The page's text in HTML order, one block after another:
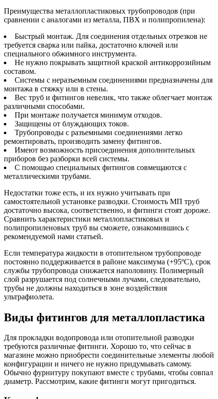
Преимущества металлопластиковых трубопроводов (при
сравнении с аналогами из металла, ПВХ и полипропилена):
Быстрый монтаж. Для соединения отдельных отрезков не
требуется сварка или пайка, достаточно ключей или
специального обжимного инструмента.
Не нужно покрывать защитной краской антикоррозийным
составом.
Системы с неразъемным соединениями предназначены для
монтажа в стяжку или в стены.
Вес труб и фитингов невелик, что также облегчает монтаж
различными способами.
При монтаже получается минимум отходов.
Защищены от блуждающих токов.
Трубопроводы с разъемными соединениями легко
ремонтировать, производить замену фитингов.
Имеют возможность присоединения дополнительных
приборов без разборки всей системы.
С помощью специальных фитингов совмещаются с
металлическими трубами.
Недостатки тоже есть, и их нужно учитывать при
самостоятельной установке разводки. Стоимость МП труб
достаточно высока, соответственно, и фитинги стоят дороже.
Сравнить характеристики металлопластиковых и
полипропиленовых труб вы сможете, ознакомившись с
рекомендуемой нами статьей.
Если температура жидкости в отопительном трубопроводе
постоянно поддерживается в районе максимума (+95ºС), срок
службы трубопровода снижается наполовину. Полимерный
слой разрушается под солнечными лучами, следовательно,
трубы не должны находиться в зоне воздействия
ультрафиолета.
Виды фитингов для металлопластика
Для прокладки водопровода или отопительной разводки
требуются различные фитинги. Хорошо то, что сейчас в
магазине можно приобрести соединительные элементы любой
конфигурации и ничего не нужно придумывать самому.
Обычно фурнитуру покупают вместе с трубами, чтобы совпал
диаметр. Рассмотрим, какие фитинги могут пригодиться.